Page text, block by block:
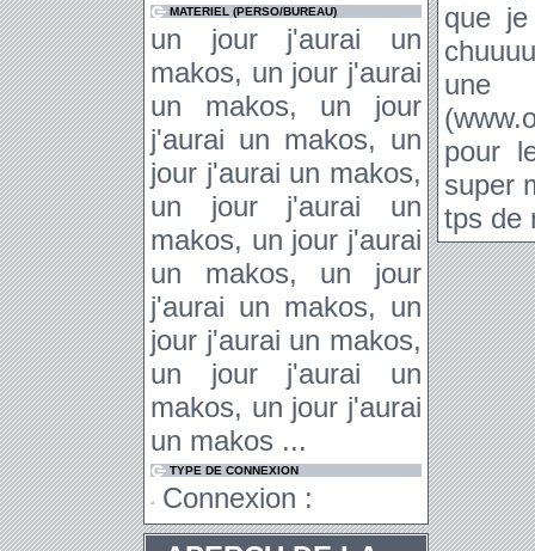
MATERIEL (PERSO/BUREAU)
un jour j'aurai un
makos, un jour j'aurai
un makos, un jour
j'aurai un makos, un
jour j'aurai un makos,
un jour j'aurai un
makos, un jour j'aurai
un makos, un jour
j'aurai un makos, un
jour j'aurai un makos,
un jour j'aurai un
makos, un jour j'aurai
un makos ...
TYPE DE CONNEXION
Connexion :
que
une
pour
super
tps de